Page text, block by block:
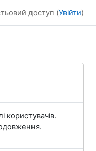
доступ (Увійти)
користувачів.